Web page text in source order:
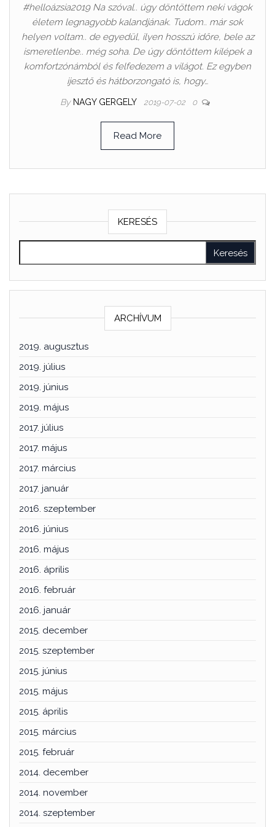
#helloázsia2019 Na szóval.. úgy döntöttem neki vágok
életem legnagyobb kalandjának. Tudom.. már sok
helyen voltam.. de egyedül, ilyen hosszú időre, bele az
ismeretlenbe.. még soha. De úgy döntöttem kilépek a
komfortzónámból és felfedezem a világot. Ez egyben
ijesztő és hátborzongató is, hogy…
By NAGY GERGELY 2019-07-02 0
Read More
KERESÉS
ARCHÍVUM
2019. augusztus
2019. július
2019. június
2019. május
2017. július
2017. május
2017. március
2017. január
2016. szeptember
2016. június
2016. május
2016. április
2016. február
2016. január
2015. december
2015. szeptember
2015. június
2015. május
2015. április
2015. március
2015. február
2014. december
2014. november
2014. szeptember